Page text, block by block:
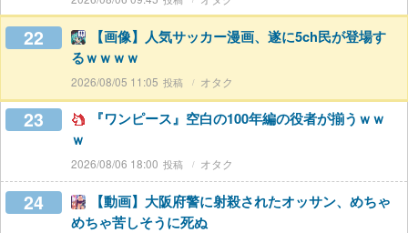
22
【画像】人気サッカー漫画、遂に5ch民が登場す
るｗｗｗｗ
2026/08/05 11:05 オタク
23
『ワンピース』空白の100年編の役者が揃うｗｗ
ｗ
2026/08/06 18:00 オタク
24
【動画】大阪府警に射殺されたオッサン、めちゃ
めちゃ苦しそうに死ぬ